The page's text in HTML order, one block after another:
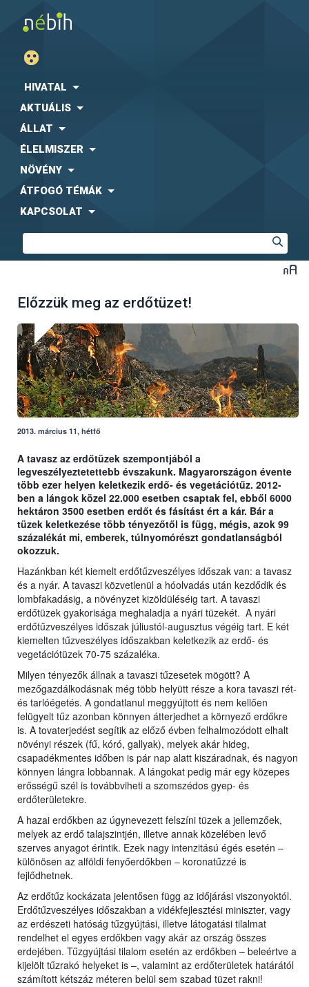
HIVATAL
AKTUÁLIS
ÁLLAT
ÉLELMISZER
NÖVÉNY
ÁTFOGÓ TÉMÁK
KAPCSOLAT
Előzzük meg az erdőtüzet!
2013. március 11, hétfő
A tavasz az erdőtüzek szempontjából a
legveszélyeztetettebb évszakunk. Magyarországon évente
több ezer helyen keletkezik erdő- és vegetációtűz. 2012-
ben a lángok közel 22.000 esetben csaptak fel, ebből 6000
hektáron 3500 esetben erdőt és fásítást ért a kár. Bár a
tüzek keletkezése több tényezőtől is függ, mégis, azok 99
százalékát mi, emberek, túlnyomórészt gondatlanságból
okozzuk.
Hazánkban két kiemelt erdőtűzveszélyes időszak van: a tavasz
és a nyár. A tavaszi közvetlenül a hóolvadás után kezdődik és
lombfakadásig, a növényzet kizöldüléséig tart. A tavaszi
erdőtüzek gyakorisága meghaladja a nyári tüzekét. A nyári
erdőtűzveszélyes időszak júliustól-augusztus végéig tart. E két
kiemelten tűzveszélyes időszakban keletkezik az erdő- és
vegetációtüzek 70-75 százaléka.
Milyen tényezők állnak a tavaszi tűzesetek mögött? A
mezőgazdálkodásnak még több helyütt része a kora tavaszi rét-
és tarlóégetés. A gondatlanul meggyújtott és nem kellően
felügyelt tűz azonban könnyen átterjedhet a környező erdőkre
is. A tovaterjedést segítik az előző évben felhalmozódott elhalt
növényi részek (fű, kóró, gallyak), melyek akár hideg,
csapadékmentes időben is pár nap alatt kiszáradnak, és nagyon
könnyen lángra lobbannak. A lángokat pedig már egy közepes
erősségű szél is továbbviheti a szomszédos gyep- és
erdőterületekre.
A hazai erdőkben az úgynevezett felszíni tüzek a jellemzőek,
melyek az erdő talajszintjén, illetve annak közelében levő
szerves anyagot érintik. Ezek nagy intenzitású égés esetén –
különösen az alföldi fenyőerdőkben – koronatűzzé is
fejlődhetnek.
Az erdőtűz kockázata jelentősen függ az időjárási viszonyoktól.
Erdőtűzveszélyes időszakban a vidékfejlesztési miniszter, vagy
az erdészeti hatóság tűzgyújtási, illetve látogatási tilalmat
rendelhet el egyes erdőkben vagy akár az ország összes
erdejében. Tűzgyújtási tilalom esetén az erdőkben – beleértve a
kijelölt tűzrakó helyeket is –, valamint az erdőterületek határától
számított kétszáz méteren belül sem szabad tüzet rakni!